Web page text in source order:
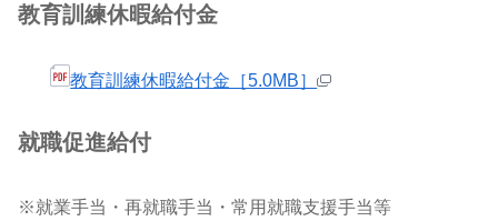
教育訓練休暇給付金
教育訓練休暇給付金［5.0MB］
就職促進給付
※就業手当・再就職手当・常用就職支援手当等